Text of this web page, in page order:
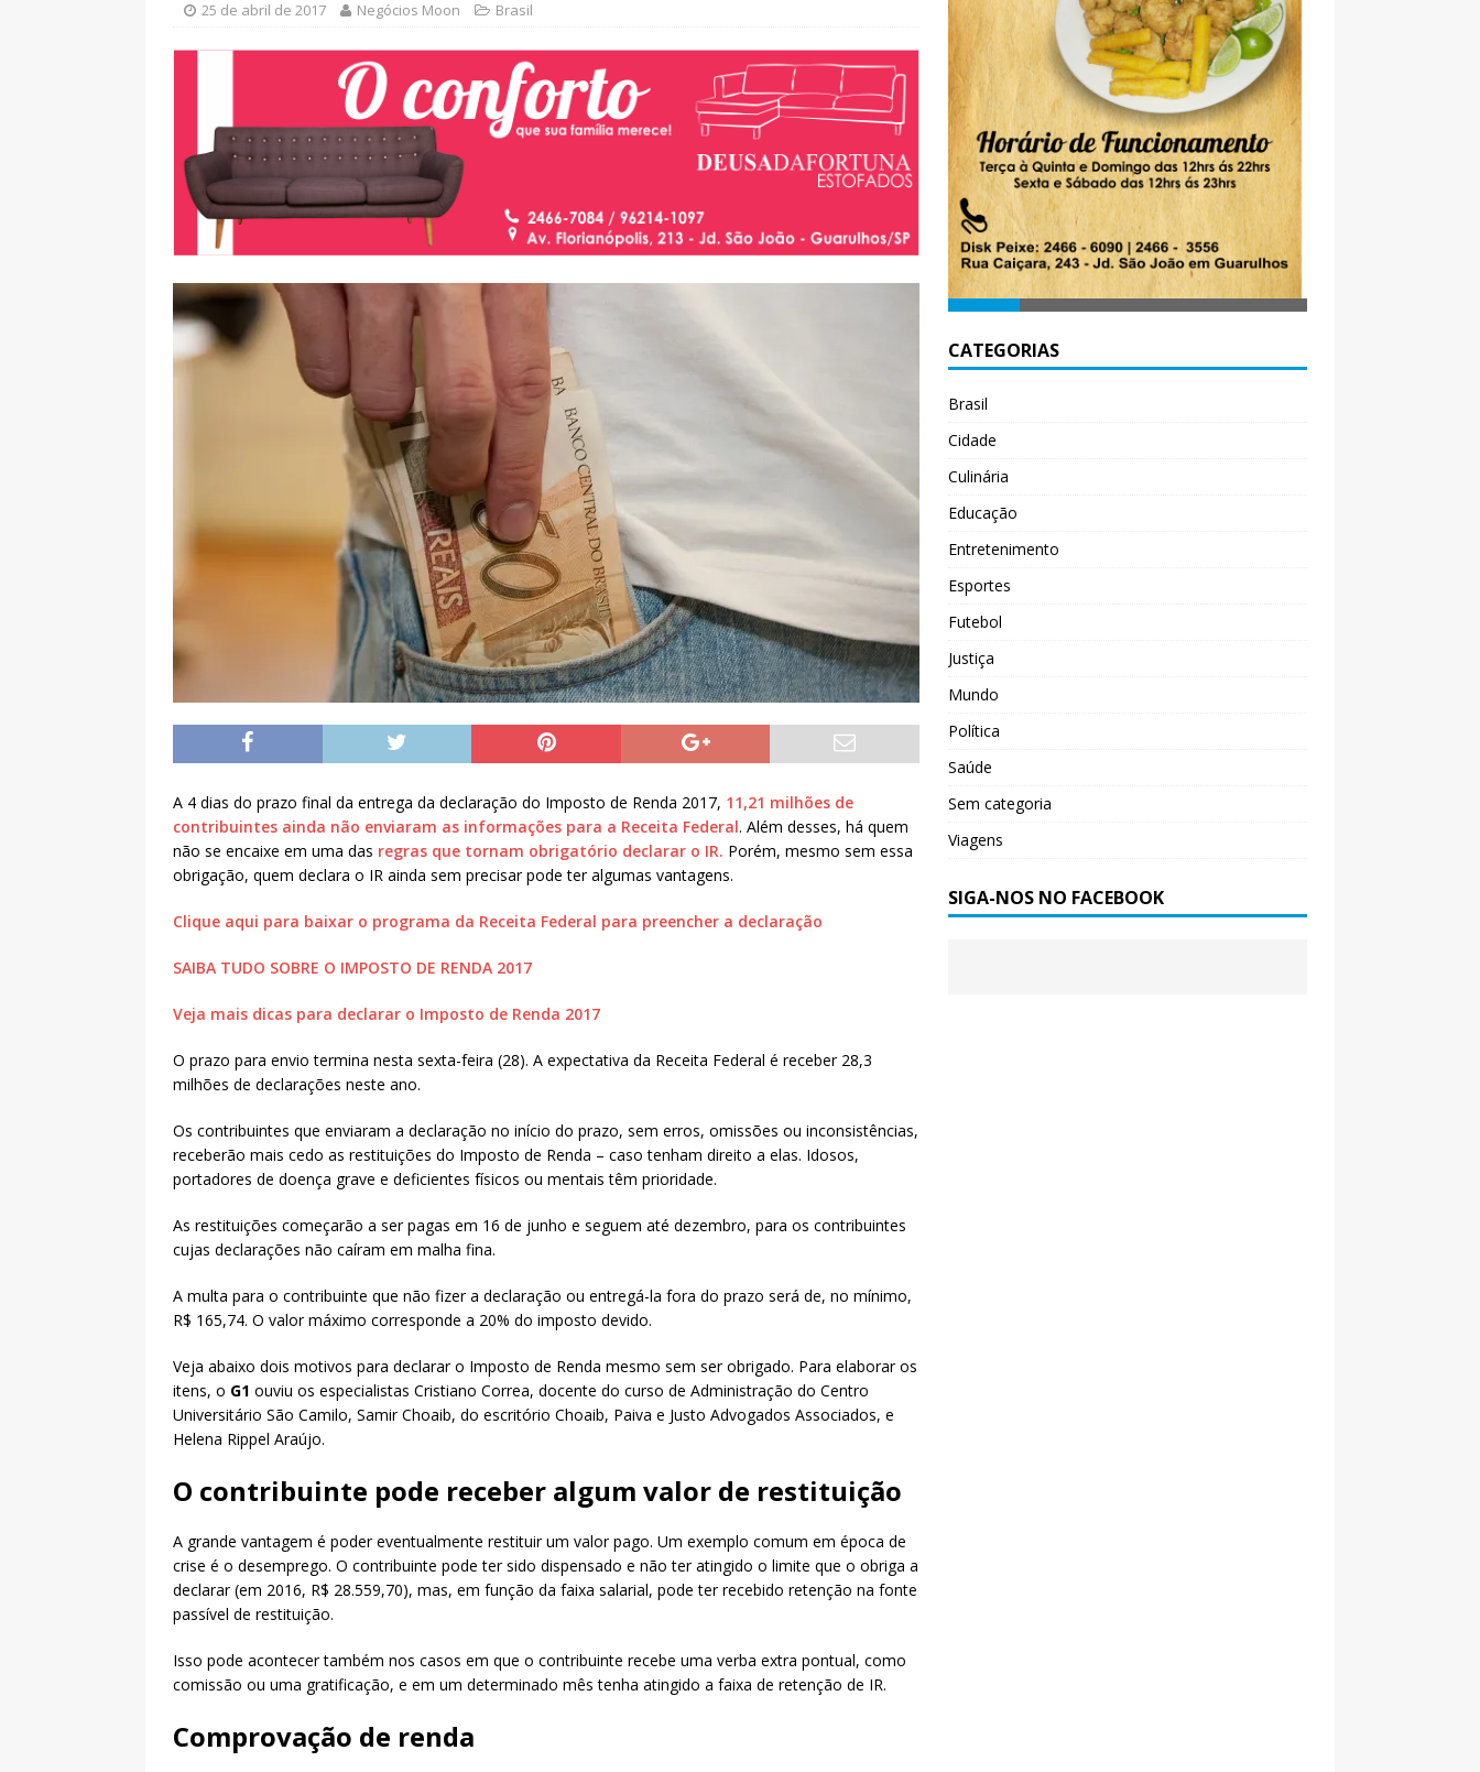
25 de abril de 2017 Negócios Moon Brasil
A 4 dias do prazo final da entrega da declaração do Imposto de Renda 2017, 11,21 milhões de
contribuintes ainda não enviaram as informações para a Receita Federal. Além desses, há quem
não se encaixe em uma das regras que tornam obrigatório declarar o IR. Porém, mesmo sem essa
obrigação, quem declara o IR ainda sem precisar pode ter algumas vantagens.
Clique aqui para baixar o programa da Receita Federal para preencher a declaração
SAIBA TUDO SOBRE O IMPOSTO DE RENDA 2017
Veja mais dicas para declarar o Imposto de Renda 2017
O prazo para envio termina nesta sexta-feira (28). A expectativa da Receita Federal é receber 28,3
milhões de declarações neste ano.
Os contribuintes que enviaram a declaração no início do prazo, sem erros, omissões ou inconsistências,
receberão mais cedo as restituições do Imposto de Renda – caso tenham direito a elas. Idosos,
portadores de doença grave e deficientes físicos ou mentais têm prioridade.
As restituições começarão a ser pagas em 16 de junho e seguem até dezembro, para os contribuintes
cujas declarações não caíram em malha fina.
A multa para o contribuinte que não fizer a declaração ou entregá-la fora do prazo será de, no mínimo,
R$ 165,74. O valor máximo corresponde a 20% do imposto devido.
Veja abaixo dois motivos para declarar o Imposto de Renda mesmo sem ser obrigado. Para elaborar os
itens, o G1 ouviu os especialistas Cristiano Correa, docente do curso de Administração do Centro
Universitário São Camilo, Samir Choaib, do escritório Choaib, Paiva e Justo Advogados Associados, e
Helena Rippel Araújo.
O contribuinte pode receber algum valor de restituição
A grande vantagem é poder eventualmente restituir um valor pago. Um exemplo comum em época de
crise é o desemprego. O contribuinte pode ter sido dispensado e não ter atingido o limite que o obriga a
declarar (em 2016, R$ 28.559,70), mas, em função da faixa salarial, pode ter recebido retenção na fonte
passível de restituição.
Isso pode acontecer também nos casos em que o contribuinte recebe uma verba extra pontual, como
comissão ou uma gratificação, e em um determinado mês tenha atingido a faixa de retenção de IR.
Comprovação de renda
CATEGORIAS
Brasil
Cidade
Culinária
Educação
Entretenimento
Esportes
Futebol
Justiça
Mundo
Política
Saúde
Sem categoria
Viagens
SIGA-NOS NO FACEBOOK